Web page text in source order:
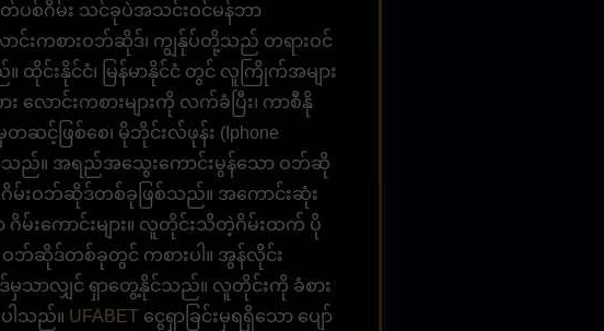
တ်ပစ်ဂိမ်း သင်ခုပဲအသင်းဝင်မန်ဘာ
ာင်းကစားဝဘ်ဆိုဒ်၊ ကျွန်ုပ်တို့သည် တရားဝင်
းနိုင်ငံ၊ မြန်မာနိုင်ငံ တွင် လူကြိုက်အများ
ောင်းကစားများကို လက်ခံပြီး၊ ကာစီနို
င့်ဖြစ်စေ၊ မိုဘိုင်းလ်ဖုန်း (Iphone
စ်သည်။ အရည်အသွေးကောင်းမွန်သော ဝဘ်ဆို
ဂိမ်းဝဘ်ဆိုဒ်တစ်ခုဖြစ်သည်။ အကောင်းဆုံး
မ်းကောင်းများ။ လူတိုင်းသိတဲ့ဂိမ်းထက် ပို
ဝဘ်ဆိုဒ်တစ်ခုတွင် ကစားပါ။ အွန်လိုင်း
မှသာလျှင် ရှာတွေ့နိုင်သည်။ လူတိုင်းကို ခံစား
ါသည်။ UFABET ငွေရှာခြင်းမှရရှိသော ပျော်